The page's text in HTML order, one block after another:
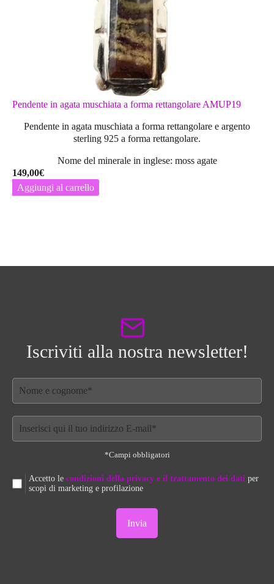
Pendente in agata muschiata a forma rettangolare AMUP19
Pendente in agata muschiata a forma rettangolare e argento
sterling 925 a forma rettangolare.
Nome del minerale in inglese: moss agate
149,00€
Aggiungi al carrello
Iscriviti alla nostra newsletter!
*Campi obbligatori
Accetto le condizioni della privacy e il trattamento dei dati per
scopi di marketing e profilazione